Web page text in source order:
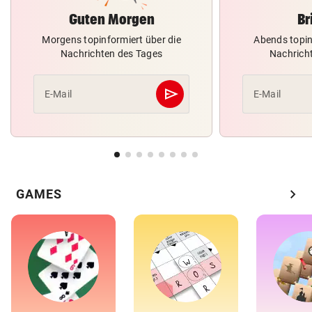
Guten Morgen
Morgens topinformiert über die
Nachrichten des Tages
E-Mail send
Abschicken
Abends
E-Mail
GAMES chevron_right